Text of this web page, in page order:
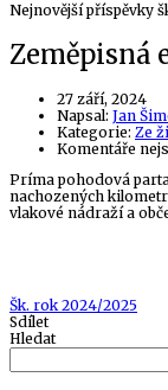
Nejnovější příspěvky
Zeměpisná
27 září, 2024
Napsal: Author
Jan
Kategorie: Ze
Komentáře
Príma pohodová
nachozených
vlakové nádraží a
Tags
Šk. rok 2024/2025
Sdílet
Hledat